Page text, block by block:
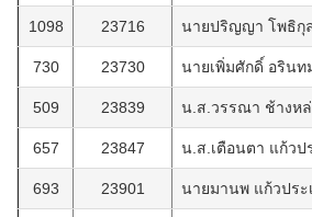
1098 23716 นายปริญญา โพธิกุ
730 23730 นายเพิ่มศักดิ์ อรินท
509 23839 น.ส.วรรณา ช้างห
657 23847 น.ส.เตือนตา แก้วป
693 23901 นายมานพ แก้วประ